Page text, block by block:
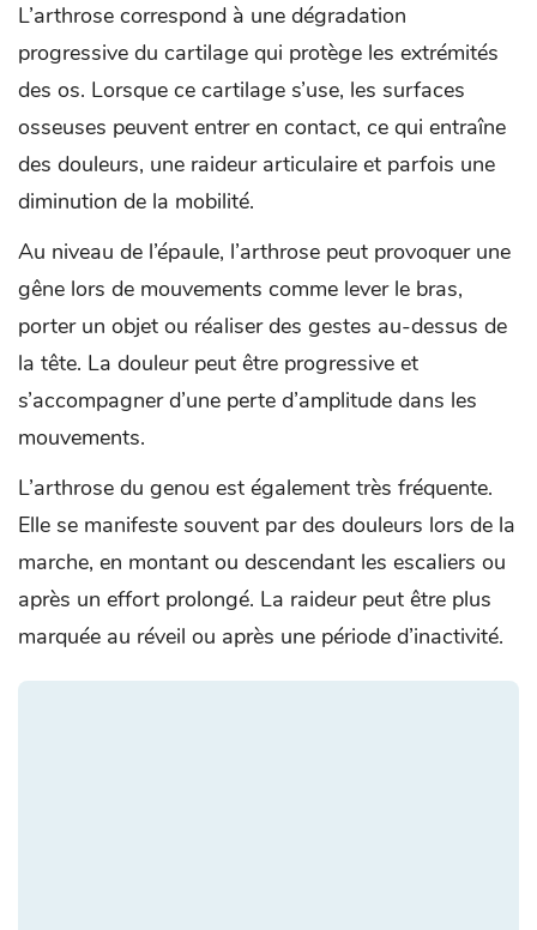
L’arthrose correspond à une dégradation
progressive du cartilage qui protège les extrémités
des os. Lorsque ce cartilage s’use, les surfaces
osseuses peuvent entrer en contact, ce qui entraîne
des douleurs, une raideur articulaire et parfois une
diminution de la mobilité.
Au niveau de l’épaule, l’arthrose peut provoquer une
gêne lors de mouvements comme lever le bras,
porter un objet ou réaliser des gestes au-dessus de
la tête. La douleur peut être progressive et
s’accompagner d’une perte d’amplitude dans les
mouvements.
L’arthrose du genou est également très fréquente.
Elle se manifeste souvent par des douleurs lors de la
marche, en montant ou descendant les escaliers ou
après un effort prolongé. La raideur peut être plus
marquée au réveil ou après une période d’inactivité.